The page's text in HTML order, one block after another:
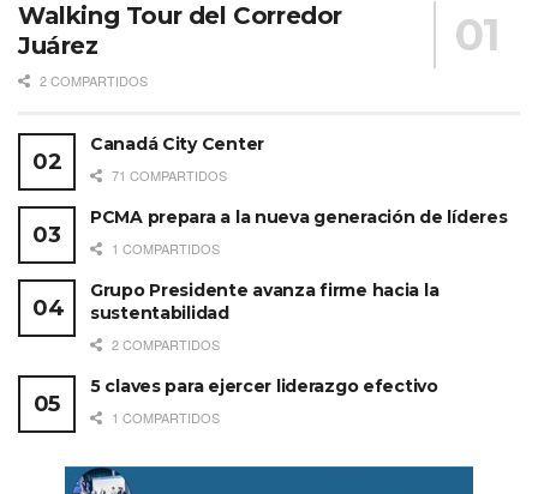
Walking Tour del Corredor
Juárez
2 COMPARTIDOS
Canadá City Center
71 COMPARTIDOS
PCMA prepara a la nueva generación de líderes
1 COMPARTIDOS
Grupo Presidente avanza firme hacia la
sustentabilidad
2 COMPARTIDOS
5 claves para ejercer liderazgo efectivo
1 COMPARTIDOS